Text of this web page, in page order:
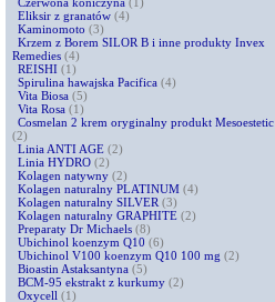
Eliksir z granatów (4)
Kaminomoto (3)
Krzem z Borem SILOR B i inne produkty Invex
Remedies (4)
REISHI (1)
Spirulina hawajska Pacifica (4)
Vita Biosa (5)
Vita Rosa (1)
Cosmelan 2 krem oryginalny produkt Mesoestetic
(2)
Linia ANTI AGE (2)
Linia HYDRO (2)
Kolagen natywny (2)
Kolagen naturalny PLATINUM (4)
Kolagen naturalny SILVER (3)
Kolagen naturalny GRAPHITE (2)
Preparaty Dr Michaels (8)
Ubichinol koenzym Q10 (6)
Ubichinol V100 koenzym Q10 100 mg (2)
Bioastin Astaksantyna (5)
BCM-95 ekstrakt z kurkumy (2)
Oxycell (1)